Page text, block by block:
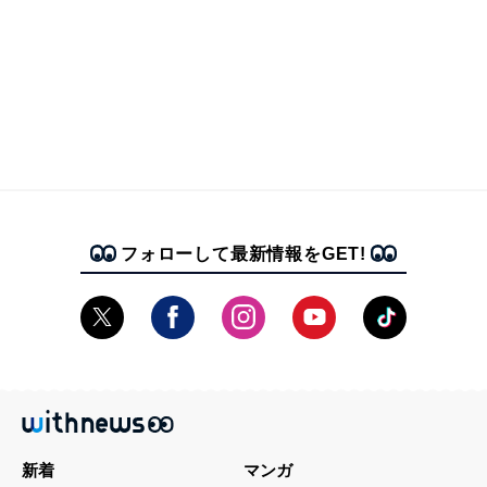
フォローして最新情報をGET!
新着 マンガ